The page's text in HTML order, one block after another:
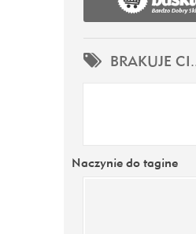
BRAKUJE
Naczynie do tagine